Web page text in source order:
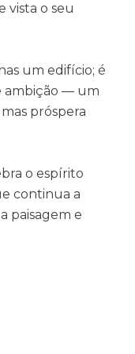
vista o seu
um edifício; é
ambição — um
próspera
o espírito
continua a
paisagem e